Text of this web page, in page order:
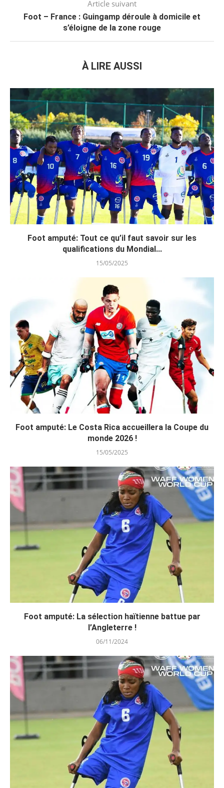
Article suivant
Foot – France : Guingamp déroule à domicile et
s’éloigne de la zone rouge
À LIRE AUSSI
Foot amputé: Tout ce qu’il faut savoir sur les
qualifications du Mondial...
15/05/2025
Foot amputé: Le Costa Rica accueillera la Coupe du
monde 2026 !
15/05/2025
Foot amputé: La sélection haïtienne battue par
l’Angleterre !
06/11/2024